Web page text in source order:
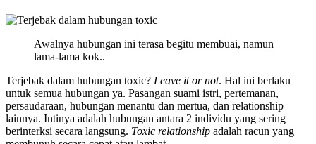
Awalnya hubungan ini terasa begitu membuai, namun
lama-lama kok..
Terjebak dalam hubungan toxic? Leave it or not. Hal ini berlaku
untuk semua hubungan ya. Pasangan suami istri, pertemanan,
persaudaraan, hubungan menantu dan mertua, dan relationship
lainnya. Intinya adalah hubungan antara 2 individu yang sering
berinterksi secara langsung. Toxic relationship adalah racun yang